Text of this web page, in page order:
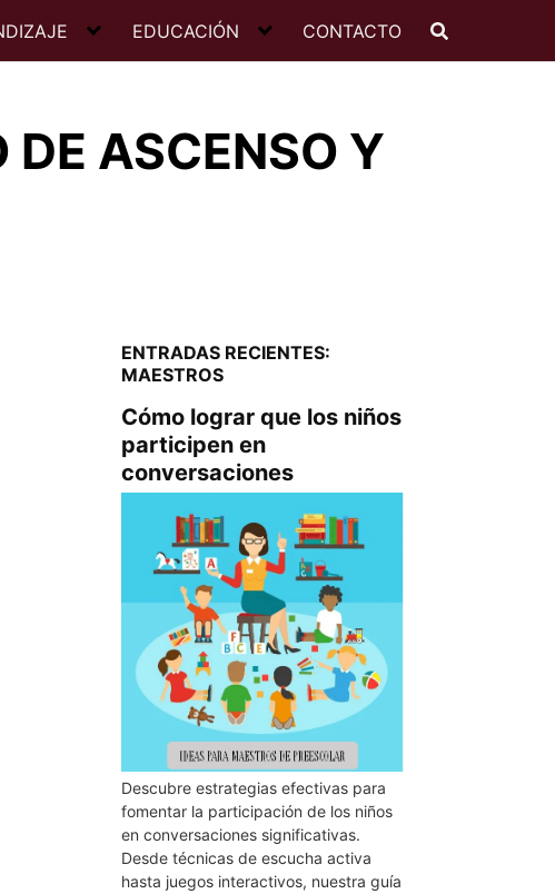
EDUCACIÓN CONTACTO
DE ASCENSO Y
ENTRADAS RECIENTES:
MAESTROS
Cómo lograr que los niños
participen en
conversaciones
Descubre estrategias efectivas para
fomentar la participación de los niños
en conversaciones significativas.
Desde técnicas de escucha activa
hasta juegos interactivos, nuestra guía